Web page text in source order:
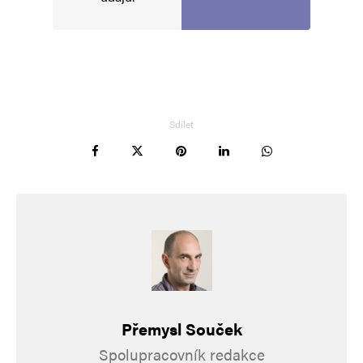
Sdílet
Přemysl Souček
Spolupracovník redakce